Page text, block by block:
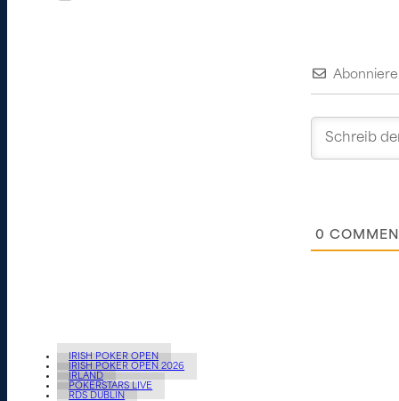
0
IRISH POKER OPEN
IRISH POKER OPEN 2026
IRLAND
POKERSTARS LIVE
RDS DUBLIN